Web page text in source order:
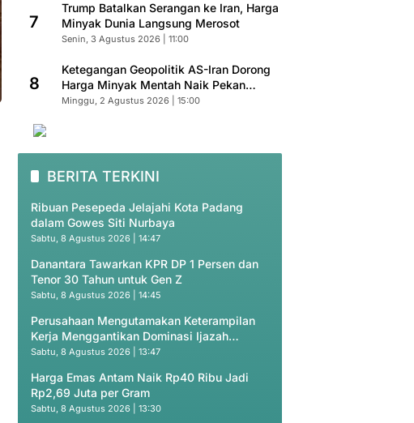
7
Trump Batalkan Serangan ke Iran, Harga
Minyak Dunia Langsung Merosot
Senin, 3 Agustus 2026 | 11:00
8
Ketegangan Geopolitik AS-Iran Dorong
Harga Minyak Mentah Naik Pekan
Depan
Minggu, 2 Agustus 2026 | 15:00
BERITA TERKINI
Ribuan Pesepeda Jelajahi Kota Padang
dalam Gowes Siti Nurbaya
Sabtu, 8 Agustus 2026 | 14:47
Danantara Tawarkan KPR DP 1 Persen dan
Tenor 30 Tahun untuk Gen Z
Sabtu, 8 Agustus 2026 | 14:45
Perusahaan Mengutamakan Keterampilan
Kerja Menggantikan Dominasi Ijazah
Akademik
Sabtu, 8 Agustus 2026 | 13:47
Harga Emas Antam Naik Rp40 Ribu Jadi
Rp2,69 Juta per Gram
Sabtu, 8 Agustus 2026 | 13:30